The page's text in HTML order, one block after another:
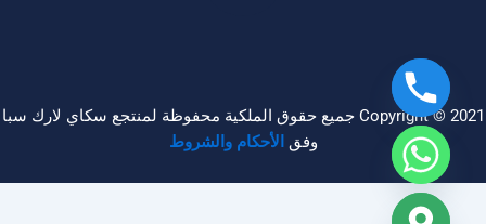
Copyright © 2021 جميع حقوق الملكية محفوظة لمنتجع سكاي لارك سبا
وفق الأحكام والشروط